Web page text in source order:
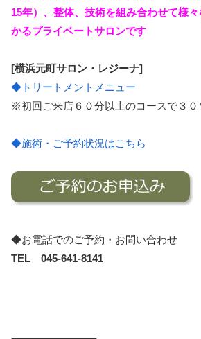
15年）、整体、技術を組み合わせて様
かるプライベートサロンです
[横浜元町サロン・レジーナ]
◆トリートメントメニュー
※初回ご来店６０分以上のコースで３０
◆施術・ご予約状況はこちら
◆お電話でのご予約・お問い合わせ
TEL 045-641-8141